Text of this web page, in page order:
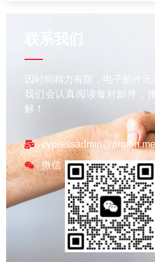
因时间精力有限，电子邮件无
我们会认真阅读每封邮件，
解！
cypressadmin@proton.me
微信